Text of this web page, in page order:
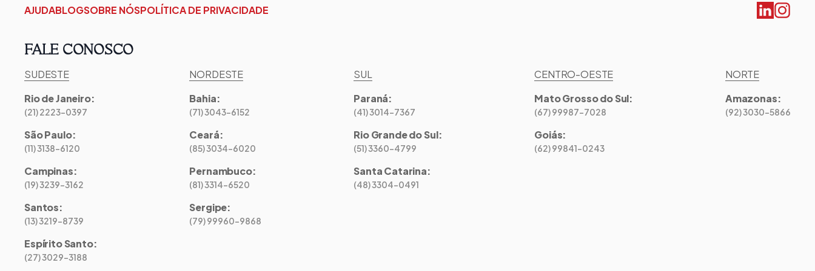
AJUDABLOGSOBRE NÓSPOLÍTICA DE PRIVACIDADE
FALE CONOSCO
SUDESTE
Rio de Janeiro:
(21) 2223-0397
São Paulo:
(11) 3138-6120
Campinas:
(19) 3239-3162
Santos:
(13) 3219-8739
Espírito Santo:
(27) 3029-3188
NORDESTE
Bahia:
(71) 3043-6152
Ceará:
(85) 3034-6020
Pernambuco:
(81) 3314-6520
Sergipe:
(79) 99960-9868
SUL
Paraná:
(41) 3014-7367
Rio Grande do Sul:
(51) 3360-4799
Santa Catarina:
(48) 3304-0491
CENTRO-OESTE
Mato Grosso do Sul:
(67) 99987-7028
Goiás:
(62) 99841-0243
NORTE
Amazonas:
(92) 3030-5866